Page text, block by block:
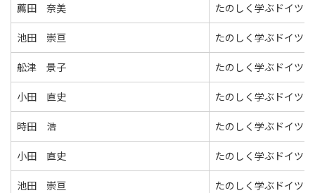
薦田 奈美 たのしく学ぶドイツ
池田 崇亘 たのしく学ぶドイツ
舩津 景子 たのしく学ぶドイツ
小田 直史 たのしく学ぶドイツ
時田 浩 たのしく学ぶドイツ
小田 直史 たのしく学ぶドイツ
池田 崇亘 たのしく学ぶドイツ